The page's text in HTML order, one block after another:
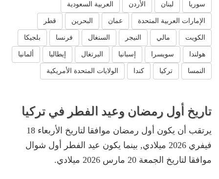
سوريا لبنان الأردن العربية السعودية
الإمارات العربية المتحدة عمان البحرين قطر
الكويت مالي النيجر السنغال فرنسا بلجيكا
هولندا سويسرا إسبانيا البرتغال إيطاليا ألمانيا
النمسا تركيا كندا الولايات المتحدة الأمريكية
تاريخ أول رمضان وعيد الفطر في تركيا
يرتقب أن يكون أول رمضان موافقا لتاريخ الأربعاء 18
فيفري 2026 ميلادي, بينما يكون عيد الفطر أول شوال
موافقا لتاريخ الجمعة 20 مارس 2026 ميلادي.